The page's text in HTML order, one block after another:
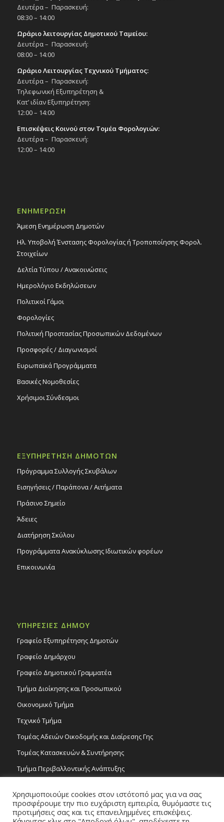
Δευτέρα – Παρασκευή:
08:30 – 14:00
Ωράριο λειτουργίας Δημοτικού Ταμείου:
Δευτέρα – Παρασκευή:
08:00 – 14:00
Ωράριο Λειτουργίας Τεχνικού Τμήματος:
Δευτέρα – Παρασκευή:
Τηλεφωνική Εξυπηρέτηση &
Κατ’ ιδίαν Εξυπηρέτηση:
12:00 – 14:00
Επισκέψεις Κοινού στον Τομέα Φορολογιών:
Δευτέρα – Παρασκευή:
12:00 – 14:00
ΕΝΗΜΕΡΩΣΗ
Άμεση Ενημέρωση Δημοτών
Ηλ. Υποβολή Ένστασης Φορολογίας ή Τροποποίησης Φορολ.
Στοιχείων
Δελτία Τύπου / Ανακοινώσεις
Ημερολόγιο Εκδηλώσεων
Πολιτικοί Γάμοι
Φορολογίες
Πολιτική Προστασίας Προσωπικών Δεδομένων
Προσφορές / Διαγωνισμοί
Ευρωπαϊκά Προγράμματα
Βασικές Νομοθεσίες
Χρήσιμοι Σύνδεσμοι
ΕΞΥΠΗΡΕΤΗΣΗ ΔΗΜΟΤΩΝ
Πρόγραμμα Συλλογής Σκυβάλων
Εισηγήσεις / Παράπονα / Αιτήματα
Πράσινο Σημείο
Άδειες
Διατήρηση Σκύλου
Προγράμματα Ανακύκλωσης Ιδιωτικών φορέων
Επικοινωνία
ΥΠΗΡΕΣΙΕΣ ΔΗΜΟΥ
Γραφείο Εξυπηρέτησης Δημοτών
Γραφείο Δημάρχου
Γραφείο Δημοτικού Γραμματέα
Τμήμα Διοίκησης και Προσωπικού
Οικονομικό Τμήμα
Τεχνικό Τμήμα
Τομέας Αδειών Οικοδομής και Διαίρεσης Γης
Τομέας Κατασκευών & Συντήρησης
Τμήμα Περιβαλλοντικής Ανάπτυξης
Τομέας Γραμμάτων και Τεχνών
Τροχονομία
Χρησιμοποιούμε cookies στον ιστότοπό μας για να σας
προσφέρουμε την πιο ευχάριστη εμπειρία, θυμόμαστε τις
προτιμήσεις σας και τις επανειλημμένες επισκέψεις.